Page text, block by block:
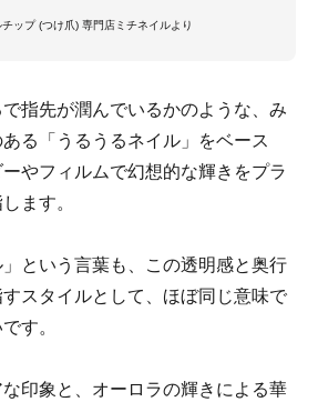
ップ (つけ爪) 専門店ミチネイルより
指先が潤んでいるかのような、み
る「うるうるネイル」をベース
やフィルムで幻想的な輝きをプラ
ます。
という言葉も、この透明感と奥行
スタイルとして、ほぼ同じ意味で
す。
印象と、オーロラの輝きによる華